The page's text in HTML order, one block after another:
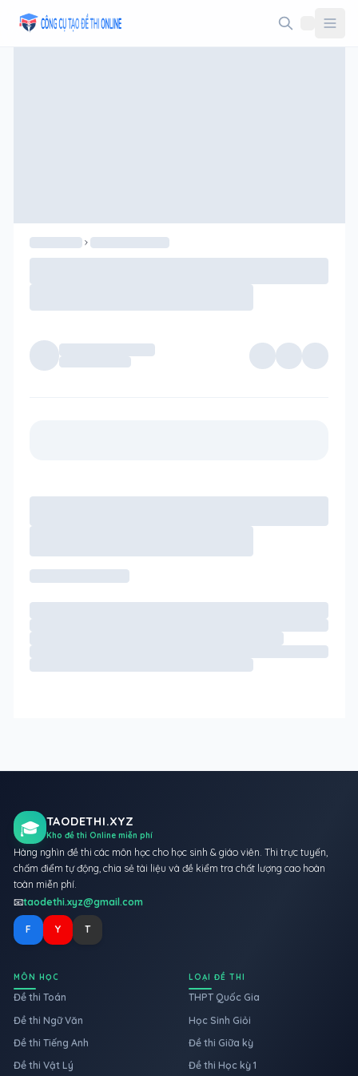
🎓 TAODETHI.XYZ
Kho đề thi Online miễn phí
Hàng nghìn đề thi các môn học cho học sinh & giáo viên. Thi trực tuyến,
chấm điểm tự động, chia sẻ tài liệu và đề kiểm tra chất lượng cao hoàn
toàn miễn phí.
📧taodethi.xyz@gmail.com
F Y T
MÔN HỌC
Đề thi Toán
Đề thi Ngữ Văn
Đề thi Tiếng Anh
Đề thi Vật Lý
LOẠI ĐỀ THI
THPT Quốc Gia
Học Sinh Giỏi
Đề thi Giữa kỳ
Đề thi Học kỳ 1